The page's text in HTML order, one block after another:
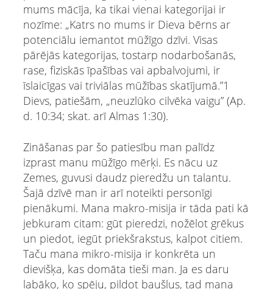
mums mācīja, ka tikai vienai kategorijai ir
nozīme: „Katrs no mums ir Dieva bērns ar
potenciālu iemantot mūžīgo dzīvi. Visas
pārējās kategorijas, tostarp nodarbošanās,
rase, fiziskās īpašības vai apbalvojumi, ir
īslaicīgas vai triviālas mūžības skatījumā.”1
Dievs, patiešām, „neuzlūko cilvēka vaigu” (Ap.
d. 10:34; skat. arī Almas 1:30).
Zināšanas par šo patiesību man palīdz
izprast manu mūžīgo mērķi. Es nācu uz
Zemes, guvusi daudz pieredžu un talantu.
Šajā dzīvē man ir arī noteikti personīgi
pienākumi. Mana makro-misija ir tāda pati kā
jebkuram citam: gūt pieredzi, nožēlot grēkus
un piedot, iegūt priekšrakstus, kalpot citiem.
Taču mana mikro-misija ir konkrēta un
dievišķa, kas domāta tieši man. Ja es daru
labāko, ko spēju, pildot baušļus, tad mana